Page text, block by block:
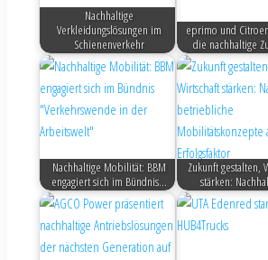
Nachhaltige
Verkleidungslösungen im
Schienenverkehr
eprimo und
die nachhaltige
Nachhaltige Mobilität: BBM
engagiert sich im Bündnis…
Zukunft gestalten,
stärken: